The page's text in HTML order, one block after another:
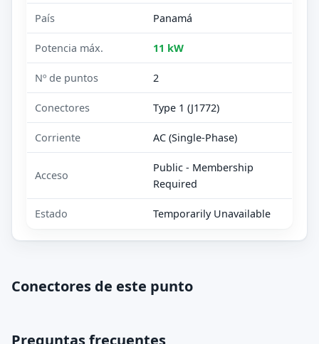
País Panamá
Potencia máx. 11 kW
Nº de puntos 2
Conectores Type 1 (J1772)
Corriente AC (Single-Phase)
Acceso
Public - Membership
Required
Estado Temporarily Unavailable
Conectores de este punto
Preguntas frecuentes